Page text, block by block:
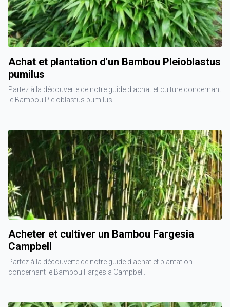
Achat et plantation d'un Bambou Pleioblastus
pumilus
Partez à la découverte de notre guide d'achat et culture concernant
le Bambou Pleioblastus pumilus.
Acheter et cultiver un Bambou Fargesia
Campbell
Partez à la découverte de notre guide d'achat et plantation
concernant le Bambou Fargesia Campbell.